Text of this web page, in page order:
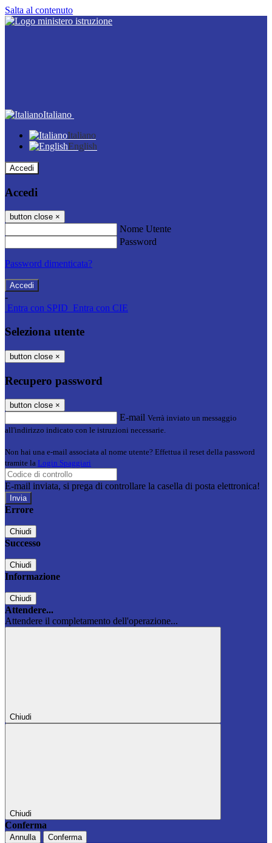
Salta al contenuto
Italiano
Italiano
English
Accedi
Accedi
button close ×
Nome Utente
Password
Password dimenticata?
-
Entra con SPID Entra con CIE
Seleziona utente
button close ×
Recupero password
button close ×
E-mail Verrà inviato un messaggio
all'indirizzo indicato con le istruzioni necessarie.
Non hai una e-mail associata al nome utente? Effettua il reset della password
tramite la Login Spaggiari
E-mail inviata, si prega di controllare la casella di posta elettronica!
Errore
Chiudi
Successo
Chiudi
Informazione
Chiudi
Attendere...
Attendere il completamento dell'operazione...
Chiudi
Chiudi
Conferma
Annulla Conferma